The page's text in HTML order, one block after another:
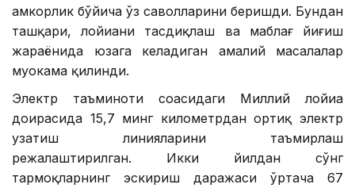
ҳамкорлик бўйича ўз саволларини беришди. Бундан
ташқари, лойиҳани тасдиқлаш ва маблағ йиғиш
жараёнида юзага келадиган амалий масалалар
муҳокама қилинди.
Электр таъминоти соҳасидаги Миллий лойиҳа
доирасида 15,7 минг километрдан ортиқ электр
узатиш линияларини таъмирлаш
режалаштирилган. Икки йилдан сўнг
тармоқларнинг эскириш даражаси ўртача 67